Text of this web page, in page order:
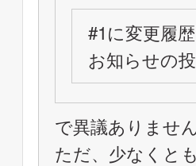
#1に変更履
お知らせの
で異議ありませ
ただ、少なくと